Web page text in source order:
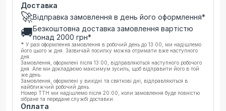
Доставка
🚀Відправка замовлення в день його оформлення*
🚚Безкоштовна доставка замовлення вартістю
понад 2000 грн*
* У разі оформлення замовлення в робочий день до 13:00, ми надішлемо
його цього ж дня. Зазвичай посилку можна отримати вже наступного
дня.
Замовлення, оформлені після 13:00, відправляються наступного робочого
дня. Але ми докладаємо максимум зусиль, щоб відправити його в той
же день.
Замовлення, оформлені у вихідні та святкові дні, відправляються в
найближчий робочий день.
Номер ТТН ми надішлемо після 20:00, коли замовлення буде повністю
зібране та передане службі доставки.
Оплата